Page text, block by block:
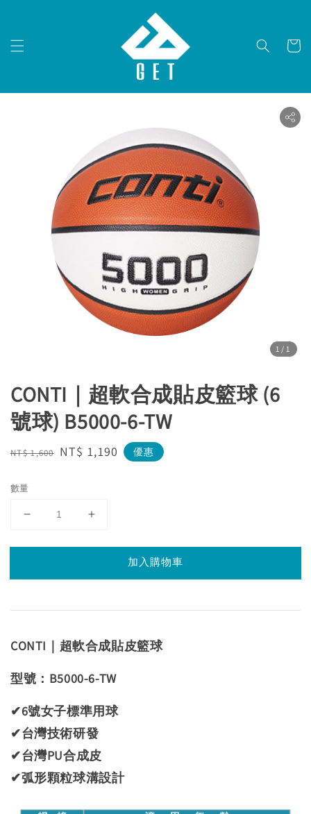
1 /1
CONTI｜超軟合成貼皮籃球 (6
號球) B5000-6-TW
Regular
NT$ 1,600 Sale
NT$ 1,190 優惠
數量
加入購物車
CONTI｜超軟合成貼皮籃球
型號：B5000-6-TW
✔6號女子標準用球
✔台灣技術研發
✔台灣PU合成皮
✔弧形顆粒球溝設計